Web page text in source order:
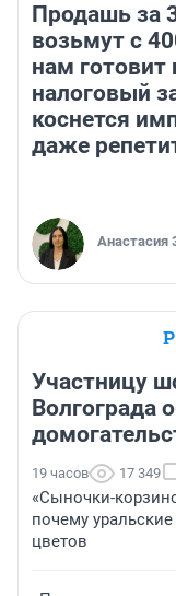
Продашь за
возьмут с
нам готовит
налоговый
коснется
даже
Анастасия
Участницу
Волгограда
19 часов 17 349
«Сыночки-
почему
цветов